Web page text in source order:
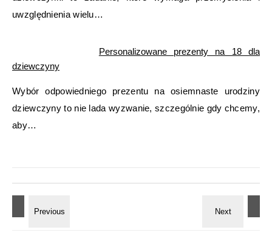
uwzględnienia wielu…
Personalizowane prezenty na 18 dla
dziewczyny
Wybór odpowiedniego prezentu na osiemnaste urodziny
dziewczyny to nie lada wyzwanie, szczególnie gdy chcemy,
aby…